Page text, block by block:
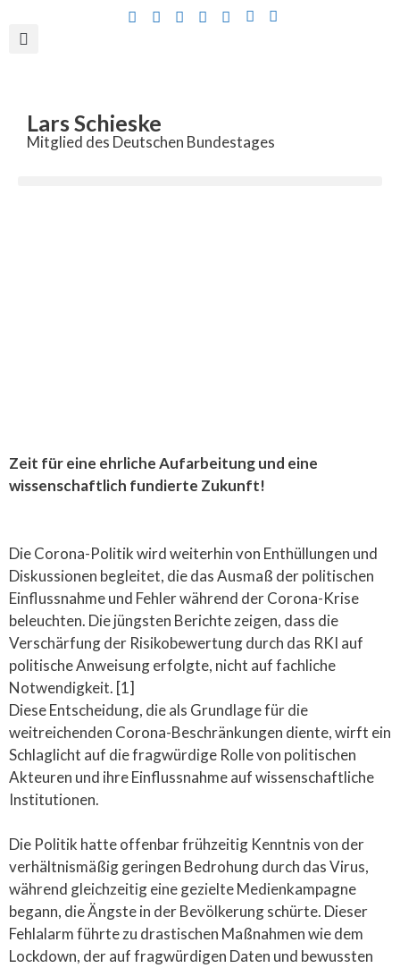
Lars Schieske
Mitglied des Deutschen Bundestages
Zeit für eine ehrliche Aufarbeitung und eine
wissenschaftlich fundierte Zukunft!
Die Corona-Politik wird weiterhin von Enthüllungen und
Diskussionen begleitet, die das Ausmaß der politischen
Einflussnahme und Fehler während der Corona-Krise
beleuchten. Die jüngsten Berichte zeigen, dass die
Verschärfung der Risikobewertung durch das RKI auf
politische Anweisung erfolgte, nicht auf fachliche
Notwendigkeit. [1]
Diese Entscheidung, die als Grundlage für die
weitreichenden Corona-Beschränkungen diente, wirft ein
Schlaglicht auf die fragwürdige Rolle von politischen
Akteuren und ihre Einflussnahme auf wissenschaftliche
Institutionen.
Die Politik hatte offenbar frühzeitig Kenntnis von der
verhältnismäßig geringen Bedrohung durch das Virus,
während gleichzeitig eine gezielte Medienkampagne
begann, die Ängste in der Bevölkerung schürte. Dieser
Fehlalarm führte zu drastischen Maßnahmen wie dem
Lockdown, der auf fragwürdigen Daten und bewussten